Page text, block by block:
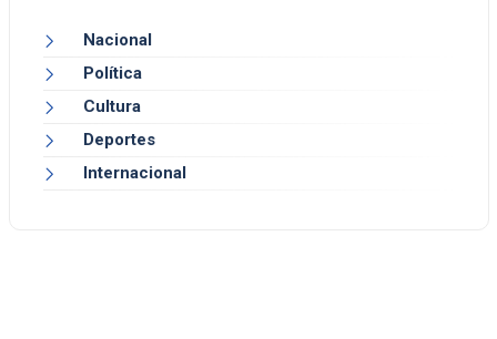
Nacional
Política
Cultura
Deportes
Internacional